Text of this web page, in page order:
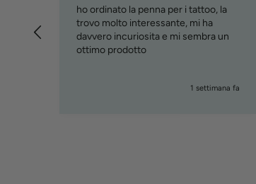
ho ordinato la penna per i tattoo, la
trovo molto interessante, mi ha
davvero incuriosita e mi sembra un
ottimo prodotto
1 settimana fa